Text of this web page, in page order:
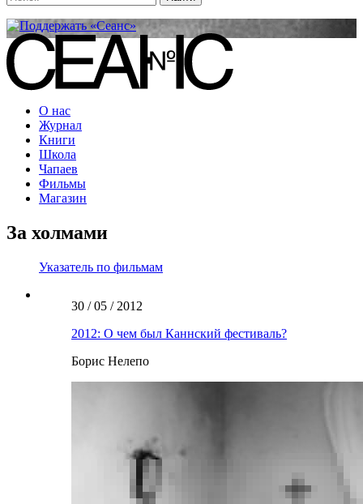
О нас
Журнал
Книги
Школа
Чапаев
Фильмы
Магазин
За холмами
Указатель по фильмам
30 / 05 / 2012
2012: О чем был Каннский фестиваль?
Борис Нелепо